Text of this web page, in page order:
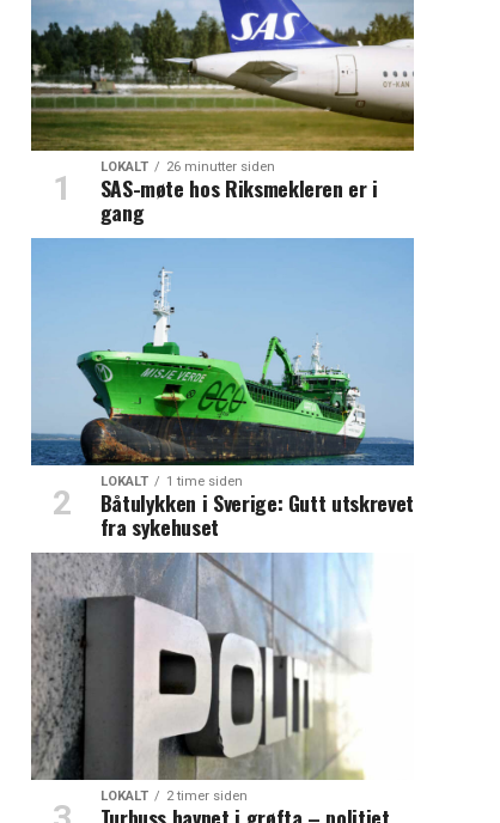
LOKALT 26 minutter siden
SAS-møte hos Riksmekleren er i
gang
LOKALT 1 time siden
Båtulykken i Sverige: Gutt utskrevet
fra sykehuset
LOKALT 2 timer siden
Turbuss havnet i grøfta – politiet